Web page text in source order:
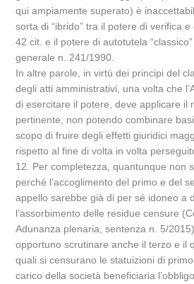
qui ampiamente superato) è
sorta di “ibrido” tra il potere di verifica e
42 cit. e il potere di autotutela
generale n. 241/1990.
In altre parole, in virtù dei principi del
degli atti amministrativi, una volta che
di esercitare il potere, deve applicare il
pertinente, non potendo combinare
scopo di fruire degli effetti giuridici
rispetto al fine di volta in volta
12. Per completezza, quantunque non
perché l’accoglimento del primo e del
appello sarebbe già di per sé idoneo a
l’assorbimento delle residue censure
Adunanza plenaria, sentenza n. 5/
opportuno scrutinare anche il terzo e il
quali si censurano le statuizioni di
carico della società beneficiaria